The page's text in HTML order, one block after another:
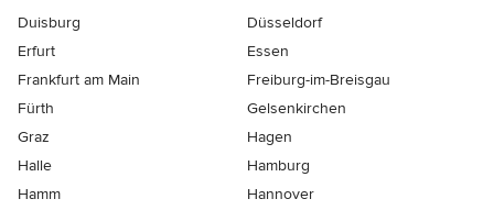
Duisburg
Düsseldorf
Erfurt
Essen
Frankfurt am Main
Freiburg-im-Breisgau
Fürth
Gelsenkirchen
Graz
Hagen
Halle
Hamburg
Hamm
Hannover